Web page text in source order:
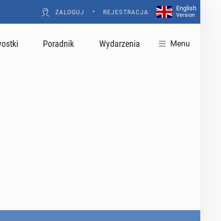
ZALOGUJ • REJESTRACJA
English
Version
Poradnik Wydarzenia Menu